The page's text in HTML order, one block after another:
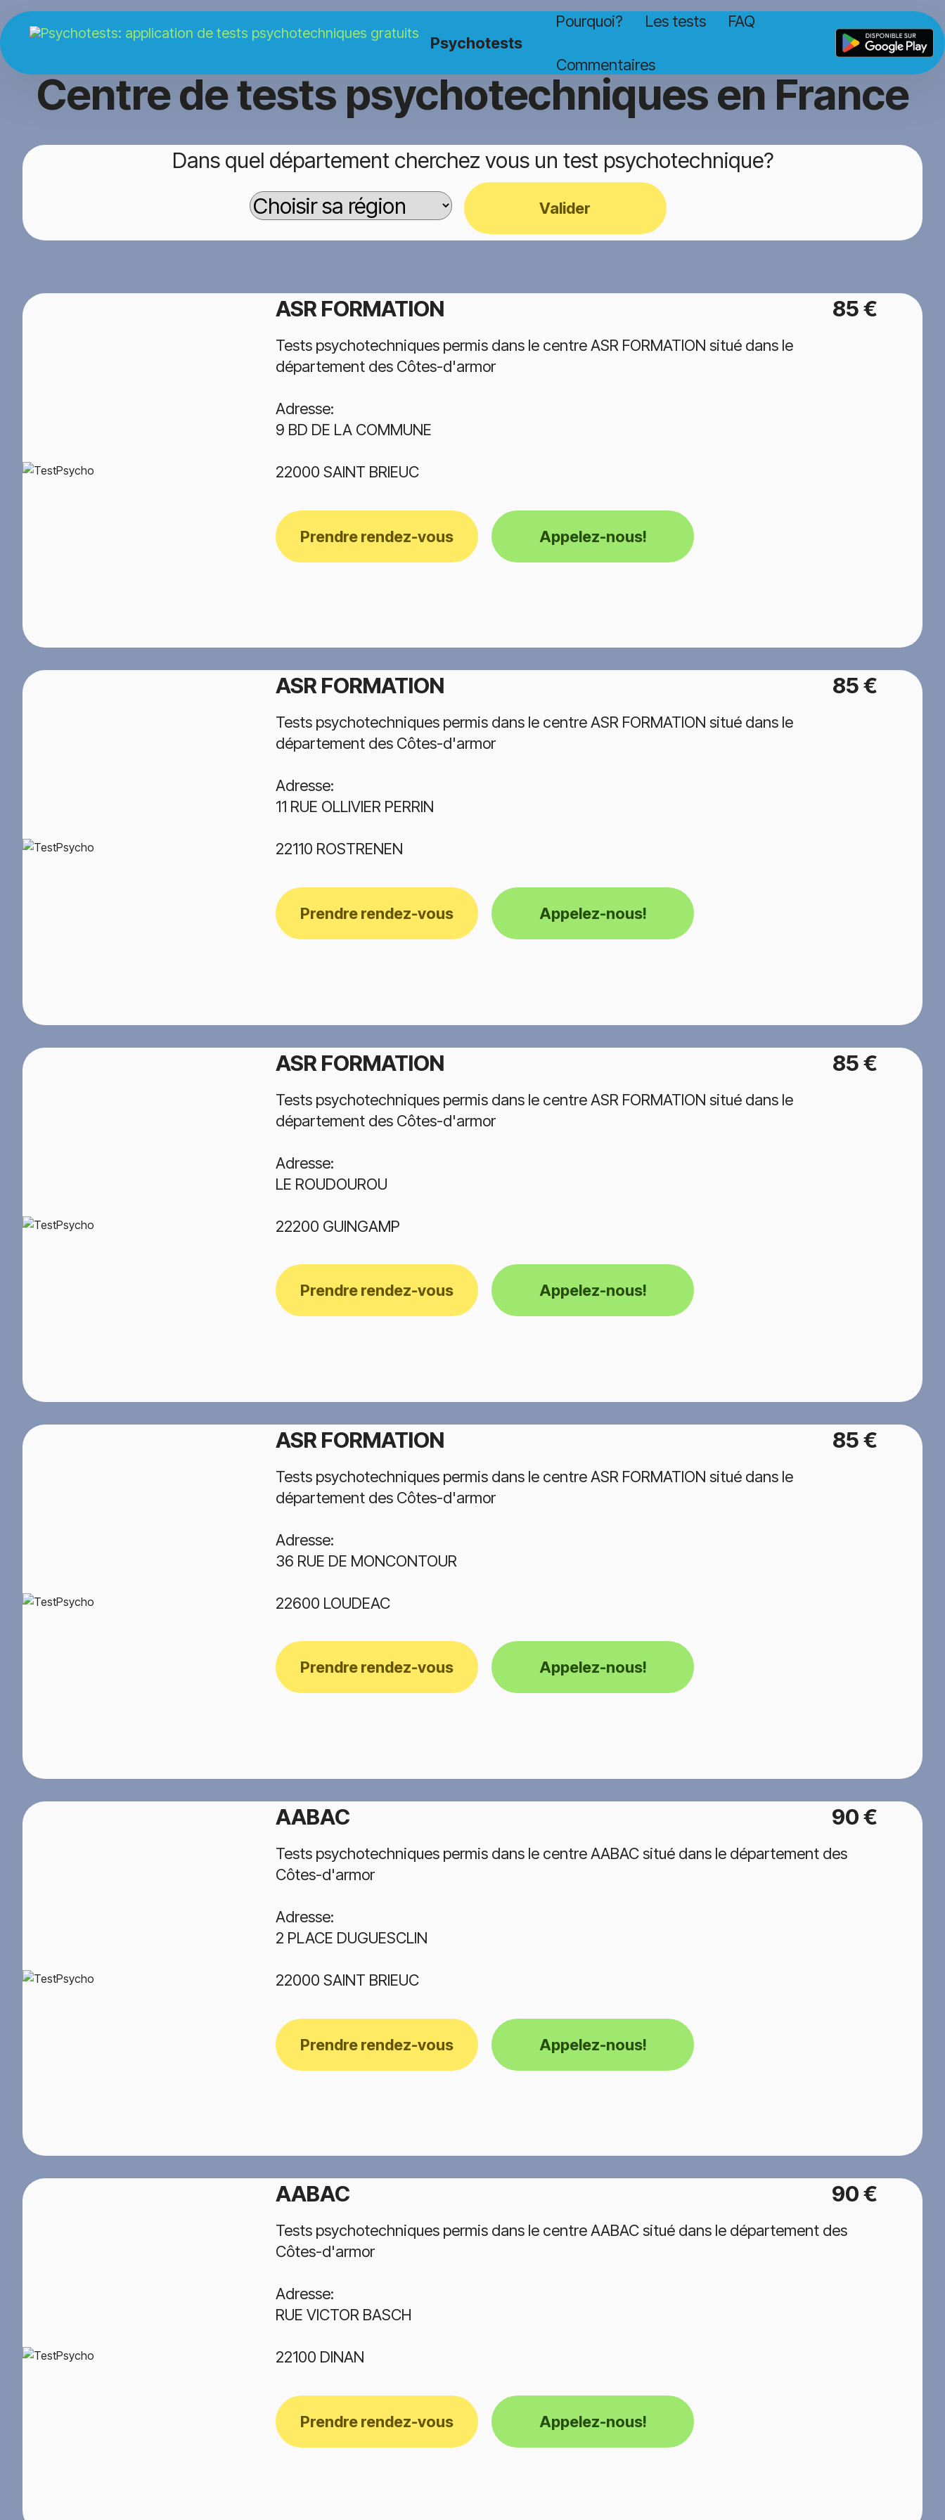
Psychotests
Pourquoi? Les tests FAQ
Commentaires
Centre de tests psychotechniques en France
Dans quel département cherchez vous un test psychotechnique?
Valider
ASR FORMATION 85 €
Tests psychotechniques permis dans le centre ASR FORMATION situé dans le
département des Côtes-d'armor
Adresse:
9 BD DE LA COMMUNE
22000 SAINT BRIEUC
Prendre rendez-vous Appelez-nous!
ASR FORMATION 85 €
Tests psychotechniques permis dans le centre ASR FORMATION situé dans le
département des Côtes-d'armor
Adresse:
11 RUE OLLIVIER PERRIN
22110 ROSTRENEN
Prendre rendez-vous Appelez-nous!
ASR FORMATION 85 €
Tests psychotechniques permis dans le centre ASR FORMATION situé dans le
département des Côtes-d'armor
Adresse:
LE ROUDOUROU
22200 GUINGAMP
Prendre rendez-vous Appelez-nous!
ASR FORMATION 85 €
Tests psychotechniques permis dans le centre ASR FORMATION situé dans le
département des Côtes-d'armor
Adresse:
36 RUE DE MONCONTOUR
22600 LOUDEAC
Prendre rendez-vous Appelez-nous!
AABAC 90 €
Tests psychotechniques permis dans le centre AABAC situé dans le département des
Côtes-d'armor
Adresse:
2 PLACE DUGUESCLIN
22000 SAINT BRIEUC
Prendre rendez-vous Appelez-nous!
AABAC 90 €
Tests psychotechniques permis dans le centre AABAC situé dans le département des
Côtes-d'armor
Adresse:
RUE VICTOR BASCH
22100 DINAN
Prendre rendez-vous Appelez-nous!